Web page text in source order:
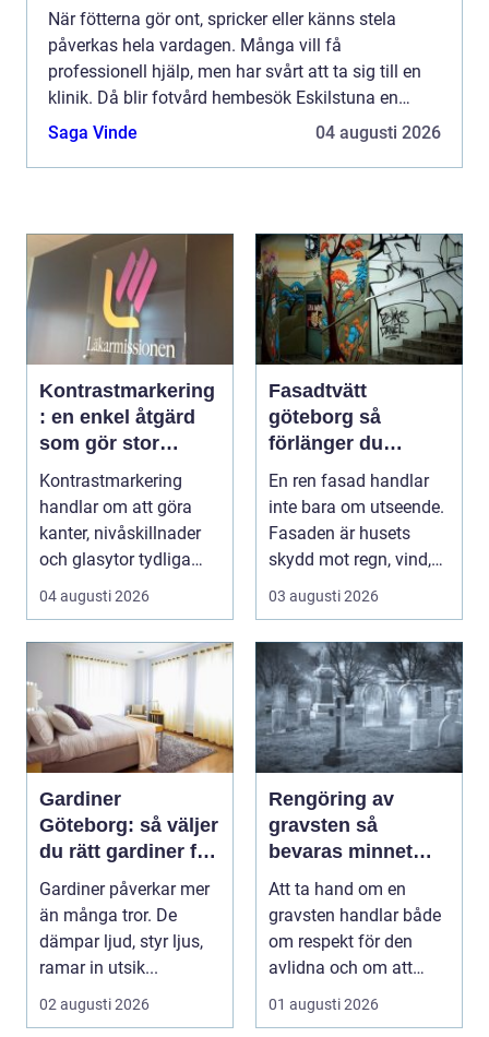
När fötterna gör ont, spricker eller känns stela
påverkas hela vardagen. Många vill få
professionell hjälp, men har svårt att ta sig till en
klinik. Då blir fotvård hembesök Eskilstuna en
praktisk och trygg lösning. En medicinsk
Saga Vinde 04 augusti 2026
Kontrastmarkering
: en enkel åtgärd
som gör stor
skillnad
Kontrastmarkering
handlar om att göra
kanter, nivåskillnader
och glasytor tydliga
med hj&...
04 augusti 2026
Fasadtvätt
göteborg så
förlänger du
fasadens livslängd
En ren fasad handlar
inte bara om utseende.
Fasaden är husets
skydd mot regn, vind,
avgaser och påvä...
03 augusti 2026
Gardiner
Göteborg: så väljer
du rätt gardiner för
hem och offentlig
miljö
Gardiner påverkar mer
än många tror. De
dämpar ljud, styr ljus,
ramar in utsik...
02 augusti 2026
Rengöring av
gravsten så
bevaras minnet
och stenen håller
Att ta hand om en
gravsten handlar både
om respekt för den
avlidna och om att
bevara en viktig plats...
01 augusti 2026